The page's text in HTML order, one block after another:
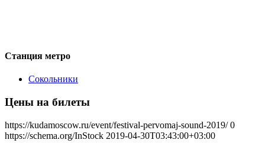
Станция метро
Сокольники
Цены на билеты
https://kudamoscow.ru/event/festival-pervomaj-sound-2019/ 0
https://schema.org/InStock 2019-04-30T03:43:00+03:00